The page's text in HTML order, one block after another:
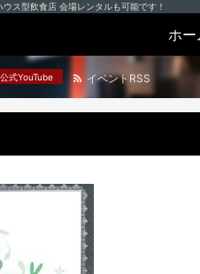
ス型飲食店 会場レンタルも可能です！
ホー
公式YouTube イベントRSS